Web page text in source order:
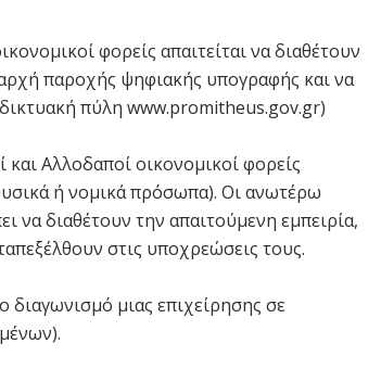
φορείς απαιτείται να διαθέτουν
παροχής ψηφιακής υπογραφής και να
πύλη www.promitheus.gov.gr)
Αλλοδαποί οικονομικοί φορείς
ή νομικά πρόσωπα). Οι ανωτέρω
να διαθέτουν την απαιτούμενη εμπειρία,
στις υποχρεώσεις τους.
μιας επιχείρησης σε